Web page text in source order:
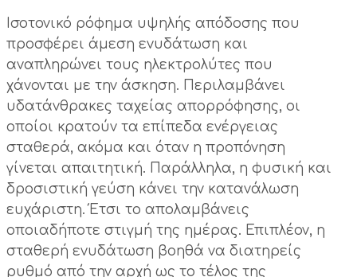
Ισοτονικό ρόφημα υψηλής απόδοσης που
προσφέρει άμεση ενυδάτωση και
αναπληρώνει τους ηλεκτρολύτες που
χάνονται με την άσκηση. Περιλαμβάνει
υδατάνθρακες ταχείας απορρόφησης, οι
οποίοι κρατούν τα επίπεδα ενέργειας
σταθερά, ακόμα και όταν η προπόνηση
γίνεται απαιτητική. Παράλληλα, η φυσική και
δροσιστική γεύση κάνει την κατανάλωση
ευχάριστη. Έτσι το απολαμβάνεις
οποιαδήποτε στιγμή της ημέρας. Επιπλέον, η
σταθερή ενυδάτωση βοηθά να διατηρείς
ρυθμό από την αρχή ως το τέλος της